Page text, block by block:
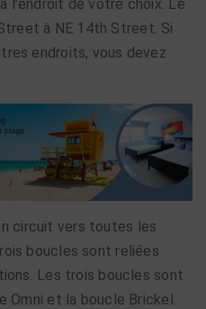
l’endroit de votre choix. Le
à NE 14th Street. Si
endroits, vous devez
circuit vers toutes les
boucles sont reliées
Les trois boucles sont
Omni et la boucle Brickel.